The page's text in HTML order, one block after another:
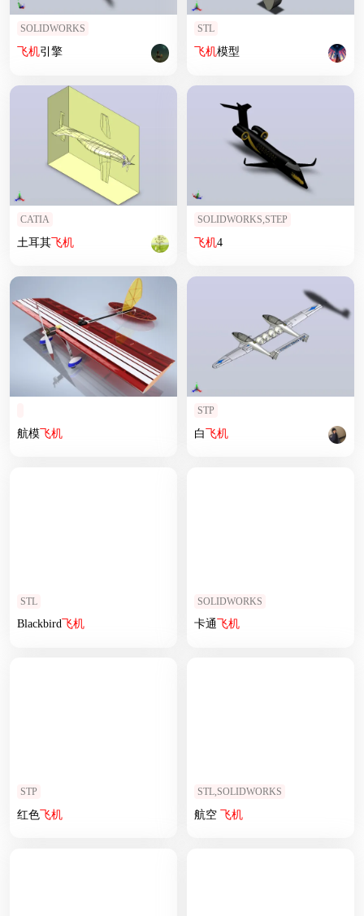
SOLIDWORKS
飞机引擎
STL
飞机模型
CATIA
土耳其飞机
SOLIDWORKS,STEP
飞机4
航模飞机
STP
白飞机
STL
Blackbird飞机
SOLIDWORKS
卡通飞机
STP
红色飞机
STL,SOLIDWORKS
航空 飞机